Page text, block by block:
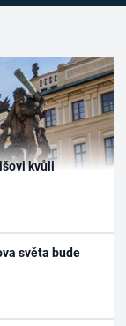
kvůli
světa bude